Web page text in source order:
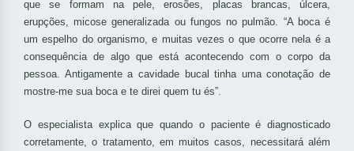
que se formam na pele, erosões, placas brancas, úlcera,
erupções, micose generalizada ou fungos no pulmão. “A boca é
um espelho do organismo, e muitas vezes o que ocorre nela é a
consequência de algo que está acontecendo com o corpo da
pessoa. Antigamente a cavidade bucal tinha uma conotação de
mostre-me sua boca e te direi quem tu és”.
O especialista explica que quando o paciente é diagnosticado
corretamente, o tratamento, em muitos casos, necessitará além